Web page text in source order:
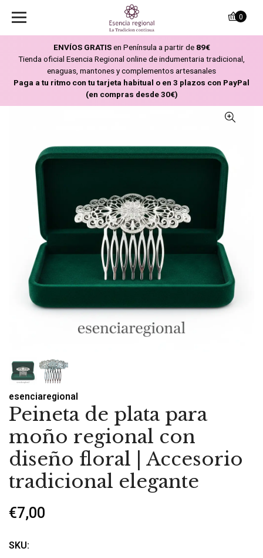
ENVÍOS GRATISen Península a partir de 89€
Tienda oficial Esencia Regional online de indumentaria tradicional,
enaguas, mantones y complementos artesanales
Paga a tu ritmo con tu tarjeta habitual o en 3 plazos con PayPal
(en compras desde 30€)
0
esenciaregional
Peineta de plata para
moño regional con
diseño floral | Accesorio
tradicional elegante
€7,00
SKU: